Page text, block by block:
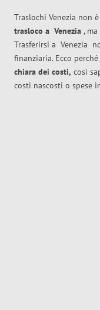
Traslochi Venezia non
trasloco a Venezia ,
Trasferirsi a Venezia
finanziaria. Ecco
chiara dei costi, così
costi nascosti o spese